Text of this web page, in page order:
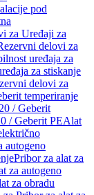
pod
za Uređaji za
delovi za
uređaja za
za stiskanje
delovi za
temperiranje
/ Geberit
/ Geberit PEAlat
autogeno
Pribor za alat za
za autogeno
za obradu